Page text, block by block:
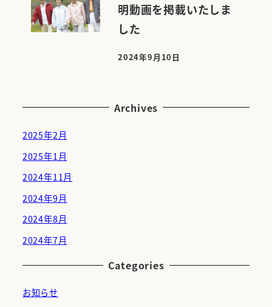
明動画を掲載いたしま
した
投稿日
2024年9月10日
Archives
2025年2月
2025年1月
2024年11月
2024年9月
2024年8月
2024年7月
Categories
お知らせ